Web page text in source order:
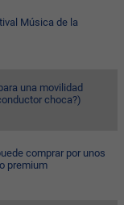
Música de la
una movilidad
choca?)
comprar por unos
premium